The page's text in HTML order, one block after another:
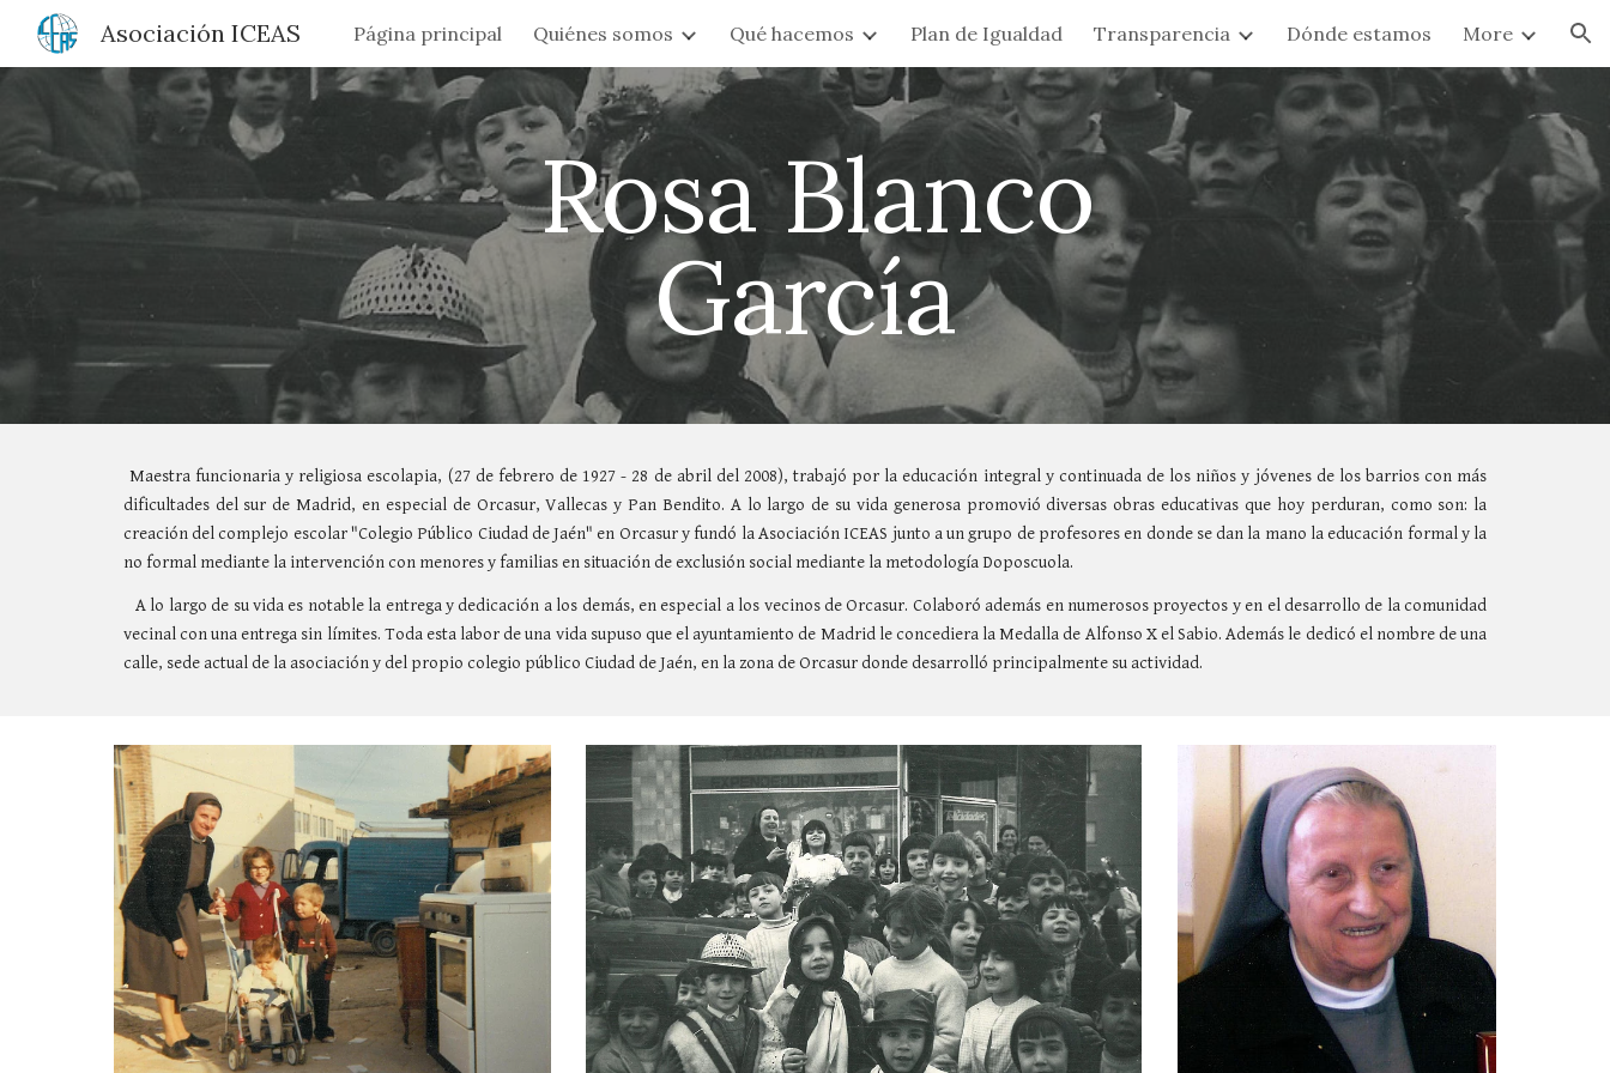
Skip to main content Skip to navigation
Asociación ICEAS Página principal Quiénes somos Qué hacemos Plan de Igualdad Transparencia Dónde estamos More
Rosa Blanco
García
Maestra funcionaria y religiosa escolapia, (27 de febrero de 1927 - 28 de abril del 2008), trabajó por la educación integral y continuada de los niños y jóvenes de los barrios con más
dificultades del sur de Madrid, en especial de Orcasur, Vallecas y Pan Bendito. A lo largo de su vida generosa promovió diversas obras educativas que hoy perduran, como son: la
creación del complejo escolar "Colegio Público Ciudad de Jaén" en Orcasur y fundó la Asociación ICEAS junto a un grupo de profesores en donde se dan la mano la educación formal y la
no formal mediante la intervención con menores y familias en situación de exclusión social mediante la metodología Doposcuola.
A lo largo de su vida es notable la entrega y dedicación a los demás, en especial a los vecinos de Orcasur. Colaboró además en numerosos proyectos y en el desarrollo de la comunidad
vecinal con una entrega sin límites. Toda esta labor de una vida supuso que el ayuntamiento de Madrid le concediera la Medalla de Alfonso X el Sabio. Además le dedicó el nombre de una
calle, sede actual de la asociación y del propio colegio público Ciudad de Jaén, en la zona de Orcasur donde desarrolló principalmente su actividad.